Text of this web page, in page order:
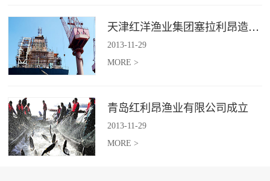
天津红洋渔业集团塞拉利昂造船项目
2013-11-29
MORE >
青岛红利昂渔业有限公司成立
2013-11-29
MORE >